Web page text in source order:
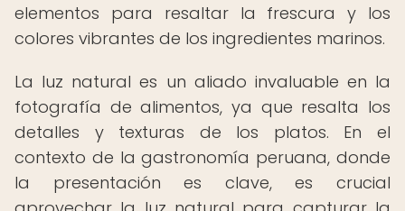
elementos para resaltar la frescura y los
colores vibrantes de los ingredientes marinos.
La luz natural es un aliado invaluable en la
fotografía de alimentos, ya que resalta los
detalles y texturas de los platos. En el
contexto de la gastronomía peruana, donde
la presentación es clave, es crucial